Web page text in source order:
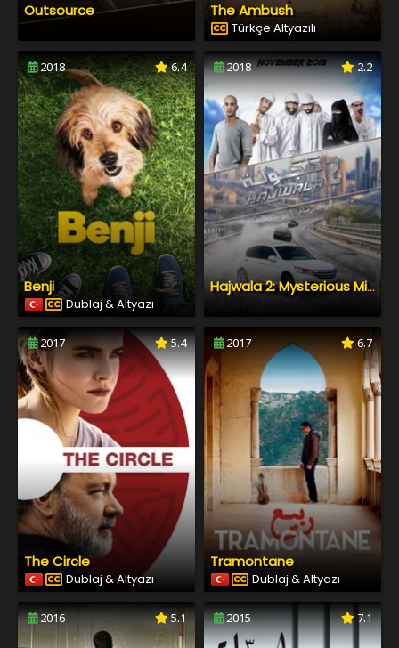
Outsource The Ambush
Türkçe Altyazılı
2018 6.4
Benji
Dublaj & Altyazı
2018 2.2
Hajwala 2: Mysterious Mission
2017 5.4
The Circle
Dublaj & Altyazı
2017 6.7
Tramontane
Dublaj & Altyazı
2016 5.1 2015 7.1